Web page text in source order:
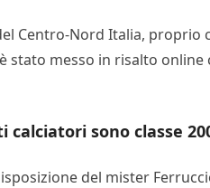
Centro-Nord Italia, proprio
stato messo in risalto
sono classe
del mister